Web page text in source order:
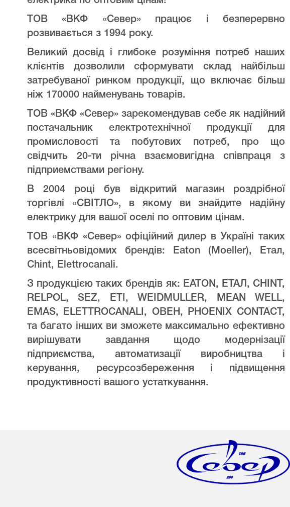
ТОВ «ВКФ «Север» працює і безперервно
розвивається з 1994 року.
Великий досвід і глибоке розуміння потреб наших
клієнтів дозволили сформувати склад найбільш
затребуваної ринком продукції, що включає більш
ніж 170000 найменувань товарів.
ТОВ «ВКФ «Север» зарекомендував себе як надійний
постачальник електротехнічної продукції для
промисловості та побутових потреб, про що
свідчить 20-ти річна взаємовигідна співпраця з
підприемствами регіону.
В 2004 році був відкритий магазин роздрібної
торгівлі «СВІТЛО», в якому ви знайдите надійну
електрику для вашої оселі по оптовим цінам.
ТОВ «ВКФ «Север» офіційний дилер в Україні таких
всесвітньовідомих брендів: Eaton (Moeller), Етал,
Chint, Elettrocanali.
З продукцією таких брендів як: EATON, ЕТАЛ, CHINT,
RELPOL, SEZ, ETI, WEIDMULLER, MEAN WELL,
EMAS, ELETTROCANALI, ОВЕН, PHOENIX CONTACT,
та багато інших ви зможете максимально ефективно
вирішувати завдання щодо модернізації
підприємства, автоматизації виробництва і
керування, ресурсозбереження і підвищення
продуктивності вашого устаткування.